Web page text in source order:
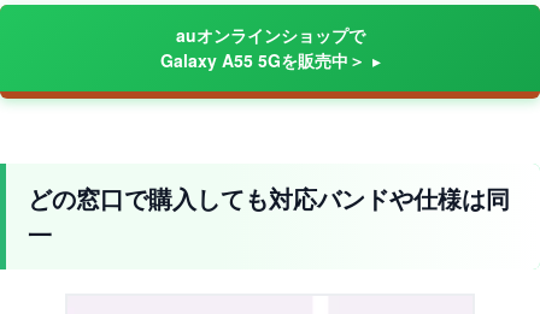
auオンラインショップで
Galaxy A55 5Gを販売中＞
どの窓口で購入しても対応バンドや仕様は同
一